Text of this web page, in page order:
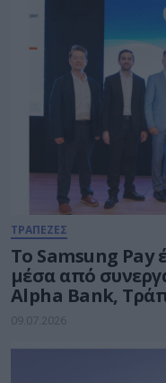
ΤΡΑΠΕΖΕΣ
Το Samsung Pay
μέσα από
Alpha Bank,
και Visa
09.07.2026